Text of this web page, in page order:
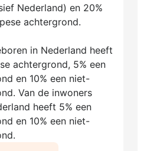
Nederland) en 20%
achtergrond.
in Nederland heeft
achtergrond, 5% een
en 10% een niet-
Van de inwoners
heeft 5% een
en 10% een niet-